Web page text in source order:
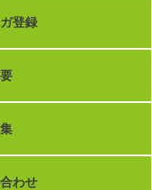
登録
わせ